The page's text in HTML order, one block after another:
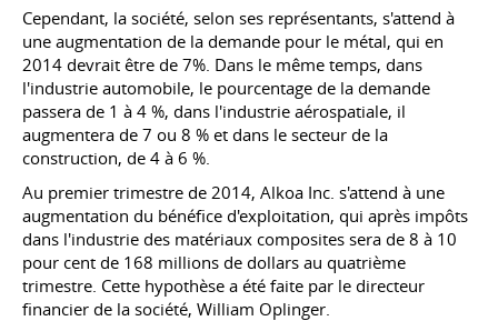
Cependant, la société, selon ses représentants, s'attend à
une augmentation de la demande pour le métal, qui en
2014 devrait être de 7%. Dans le même temps, dans
l'industrie automobile, le pourcentage de la demande
passera de 1 à 4 %, dans l'industrie aérospatiale, il
augmentera de 7 ou 8 % et dans le secteur de la
construction, de 4 à 6 %.
Au premier trimestre de 2014, Alkoa Inc. s'attend à une
augmentation du bénéfice d'exploitation, qui après impôts
dans l'industrie des matériaux composites sera de 8 à 10
pour cent de 168 millions de dollars au quatrième
trimestre. Cette hypothèse a été faite par le directeur
financier de la société, William Oplinger.